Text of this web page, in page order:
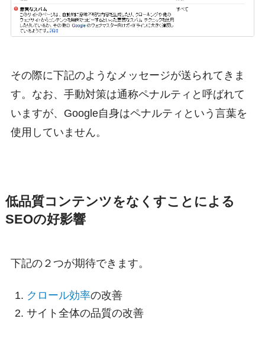
その際に下記のようなメッセージが送られてきま
す。なお、手動対策は通称ペナルティと呼ばれて
いますが、Google自身はペナルティという言葉を
使用していません。
低品質コンテンツをなくすことによる
SEOの好影響
下記の２つが期待できます。
クロール効率の改善
サイト全体の品質の改善